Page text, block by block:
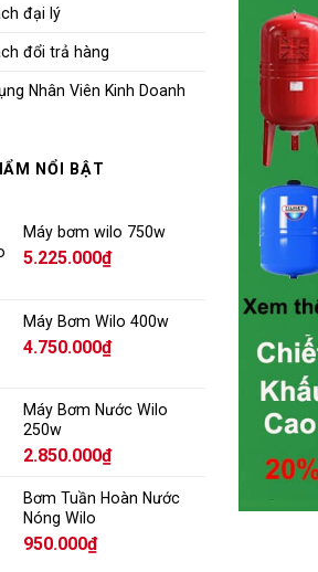
đại lý
đổi trả hàng
Nhân Viên Kinh Doanh
NỔI BẬT
Máy bơm wilo 750w
5.225.000₫
Máy Bơm Wilo 400w
4.750.000₫
Máy Bơm Nước Wilo
250w
2.850.000₫
Bơm Tuần Hoàn Nước
Nóng Wilo
950.000₫